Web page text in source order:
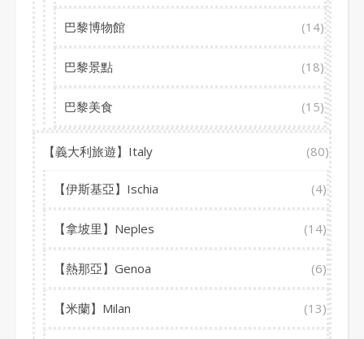
巴黎博物館 (14)
巴黎景點 (18)
巴黎美食 (15)
【義大利旅遊】Italy (80)
【伊斯基亞】Ischia (4)
【拿坡里】Neples (14)
【熱那亞】Genoa (6)
【米蘭】Milan (13)